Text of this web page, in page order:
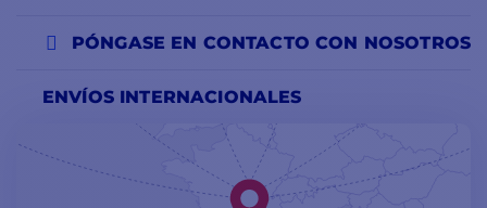
ENVÍOS INTERNACIONALES
PÓNGASE EN CONTACTO CON NOSOTROS